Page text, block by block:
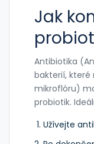
Jak
Antibiotika (
bakterií, které
mikroflóru)
probiotik.
Užívejte